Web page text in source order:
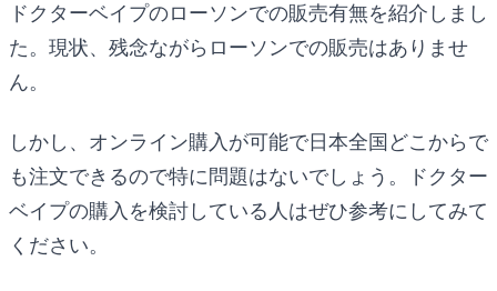
ドクターベイプのローソンでの販売有無を紹介しまし
た。現状、残念ながらローソンでの販売はありませ
ん。
しかし、オンライン購入が可能で日本全国どこからで
も注文できるので特に問題はないでしょう。ドクター
ベイプの購入を検討している人はぜひ参考にしてみて
ください。